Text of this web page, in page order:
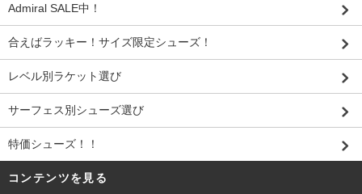
Admiral SALE中！
合えばラッキー！サイズ限定シューズ！
レベル別ラケット選び
サーフェス別シューズ選び
特価シューズ！！
コンテンツを見る